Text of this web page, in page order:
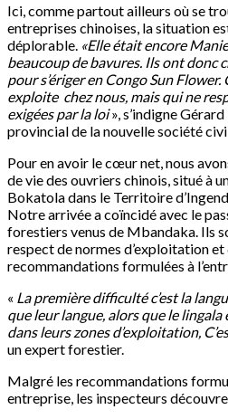
Ici, comme partout ailleurs où se
entreprises chinoises, la situation
déplorable. «Elle était encore
beaucoup de bavures. Ils ont donc
pour s’ériger en Congo Sun Flower.
exploite chez nous, mais qui ne
exigées par la loi», s’indigne
provincial de la nouvelle société
Pour en avoir le cœur net, nous
de vie des ouvriers chinois, situé à
Bokatola dans le Territoire
Notre arrivée a coïncidé avec le
forestiers venus de Mbandaka. Ils
respect de normes d’exploitation
recommandations formulées à
« La première difficulté c’est la
que leur langue, alors que le
dans leurs zones d’exploitation,
un expert forestier.
Malgré les recommandations
entreprise, les inspecteurs